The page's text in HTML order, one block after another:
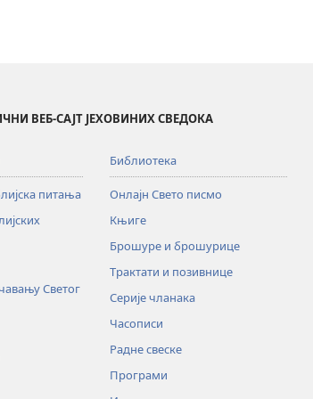
ВЕБ-САЈТ ЈЕХОВИНИХ СВЕДОКА
питања
Светог
Библиотека
Онлајн Свето писмо
Књиге
Брошуре и брошурице
Трактати и позивнице
Серије чланака
Часописи
Радне свеске
Програми